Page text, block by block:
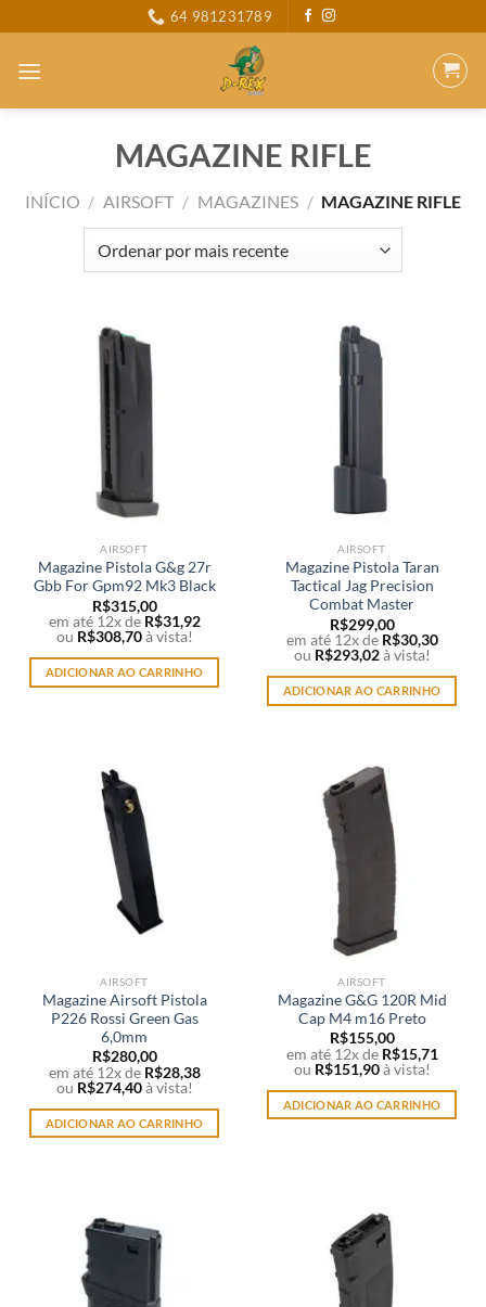
to
content
64 981231789
MAGAZINE RIFLE
INÍCIO / AIRSOFT / MAGAZINES / MAGAZINE RIFLE
AIRSOFT
Magazine Pistola G&g 27r
Gbb For Gpm92 Mk3 Black
R$315,00
em até 12x de R$31,92
ou R$308,70 à vista!
ADICIONAR AO CARRINHO
AIRSOFT
Magazine Pistola Taran
Tactical Jag Precision
Combat Master
R$299,00
em até 12x de R$30,30
ou R$293,02 à vista!
ADICIONAR AO CARRINHO
AIRSOFT
Magazine Airsoft Pistola
P226 Rossi Green Gas
6,0mm
R$280,00
em até 12x de R$28,38
ou R$274,40 à vista!
ADICIONAR AO CARRINHO
AIRSOFT
Magazine G&G 120R Mid
Cap M4 m16 Preto
R$155,00
em até 12x de R$15,71
ou R$151,90 à vista!
ADICIONAR AO CARRINHO